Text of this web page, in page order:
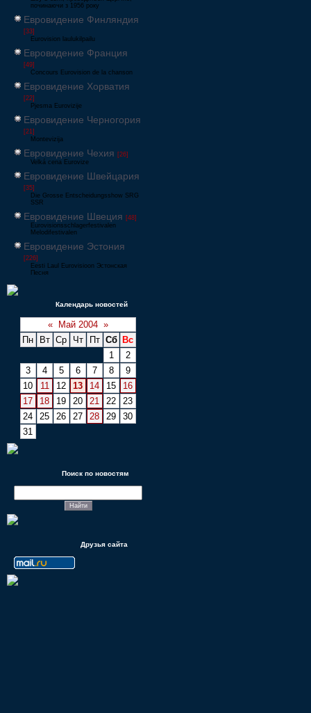
починаючи з 1956 року
Евровидение Финляндия
[33]
Eurovision laulukilpailu
Евровидение Франция
[49]
Concours Eurovision de la chanson
Евровидение Хорватия
[22]
Pjesma Eurovizije
Евровидение Черногория
[21]
Montevizija
Евровидение Чехия [26]
Velká cena Eurovize
Евровидение Швейцария
[35]
Die Grosse Entscheidungsshow SRG
SSR
Евровидение Швеция [48]
Eurovisionsschlagerfestivalen
Melodifestivalen
Евровидение Эстония
[226]
Eesti Laul Eurovisioon Эстонская
Песня
Календарь новостей
« Май 2004 »
Пн
Вт Ср Чт Пт Сб
Вс
1
2
3
4 5 6 7 8
9
10
11 12 13 14 15
16
17
18 19 20 21 22
23
24
25 26 27 28 29
30
31
Поиск по новостям
Друзья сайта